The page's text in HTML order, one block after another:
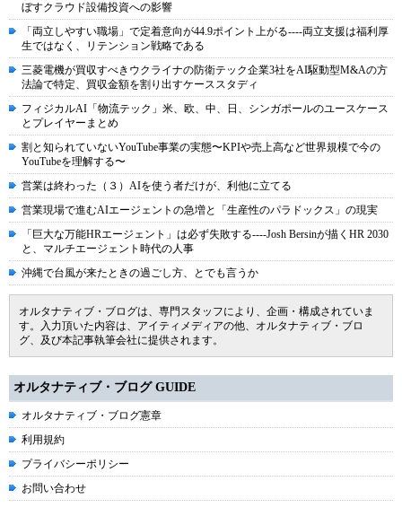
ぼすクラウド設備投資への影響
「両立しやすい職場」で定着意向が44.9ポイント上がる----両立支援は福利厚
生ではなく、リテンション戦略である
三菱電機が買収すべきウクライナの防衛テック企業3社をAI駆動型M&Aの方
法論で特定、買収金額を割り出すケーススタディ
フィジカルAI「物流テック」米、欧、中、日、シンガポールのユースケース
とプレイヤーまとめ
割と知られていないYouTube事業の実態〜KPIや売上高など世界規模で今の
YouTubeを理解する〜
営業は終わった（３）AIを使う者だけが、利他に立てる
営業現場で進むAIエージェントの急増と「生産性のパラドックス」の現実
「巨大な万能HRエージェント」は必ず失敗する----Josh Bersinが描くHR 2030
と、マルチエージェント時代の人事
沖縄で台風が来たときの過ごし方、とでも言うか
オルタナティブ・ブログは、専門スタッフにより、企画・構成されていま
す。入力頂いた内容は、アイティメディアの他、オルタナティブ・ブロ
グ、及び本記事執筆会社に提供されます。
オルタナティブ・ブログ GUIDE
オルタナティブ・ブログ憲章
利用規約
プライバシーポリシー
お問い合わせ